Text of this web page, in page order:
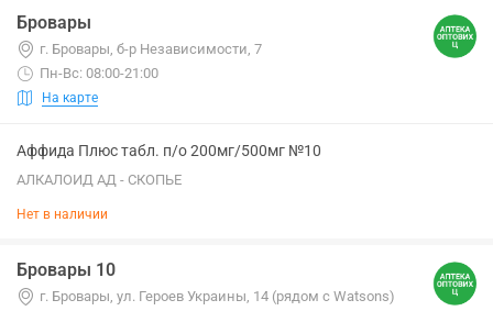
Бровары
г. Бровары, б-р Независимости, 7
Пн-Вс: 08:00-21:00
На карте
Аффида Плюс табл. п/о 200мг/500мг №10
АЛКАЛОИД АД - СКОПЬЕ
Нет в наличии
Бровары 10
г. Бровары, ул. Героев Украины, 14 (рядом с Watsons)